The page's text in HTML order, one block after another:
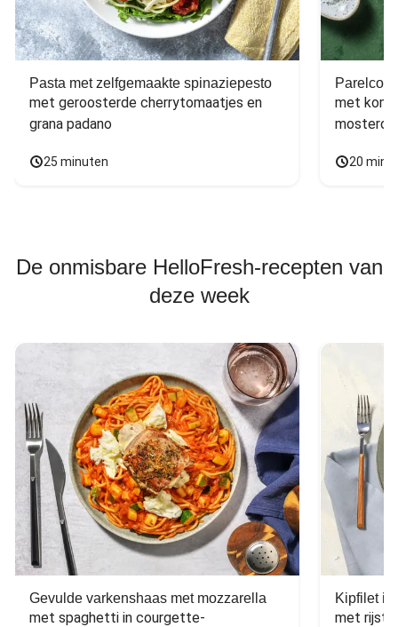
Pasta met zelfgemaakte spinaziepesto
met geroosterde cherrytomaatjes en
grana padano
25 minuten
met
20
De onmisbare HelloFresh-recepten van
deze week
Gevulde varkenshaas met mozzarella
met spaghetti in courgette-
Kipfilet in
met rijst,